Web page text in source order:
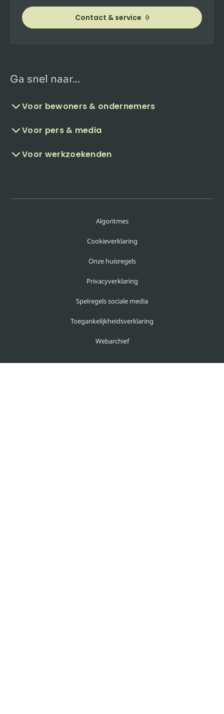
Contact & service
Ga snel naar...
Voor bewoners & ondernemers
Voor pers & media
Voor werkzoekenden
Algoritmes
Cookieverklaring
Onze huisregels
Privacyverklaring
Spelregels sociale media
Toegankelijkheidsverklaring
Webarchief